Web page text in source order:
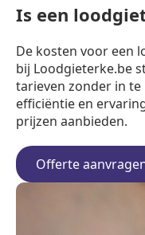
Is een
De kosten voor een
bij Loodgieterke.be
tarieven zonder in
efficiëntie en
prijzen aanbieden.
Offerte